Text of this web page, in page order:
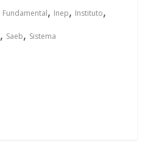
Fundamental, Inep, Instituto,
, Saeb, Sistema